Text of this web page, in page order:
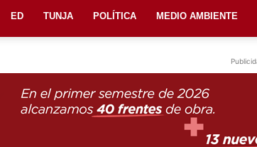
ED TUNJA POLÍTICA MEDIO AMBIENTE